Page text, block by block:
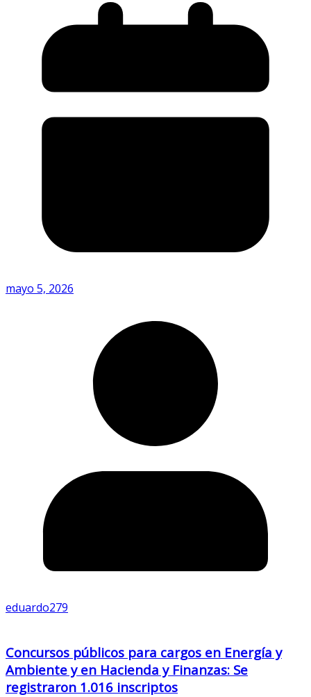
mayo 5, 2026
eduardo279
Concursos públicos para cargos en Energía y
Ambiente y en Hacienda y Finanzas: Se
registraron 1.016 inscriptos